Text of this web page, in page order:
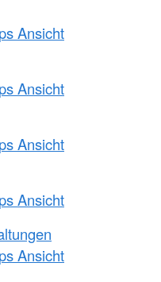
Ansicht
Ansicht
Ansicht
Ansicht
Ansicht